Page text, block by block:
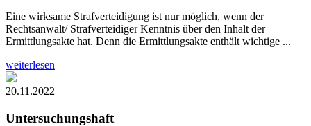
Eine wirksame Strafverteidigung ist nur möglich, wenn der
Rechtsanwalt/ Strafverteidiger Kenntnis über den Inhalt der
Ermittlungsakte hat. Denn die Ermittlungsakte enthält wichtige ...
weiterlesen
20.11.2022
Untersuchungshaft